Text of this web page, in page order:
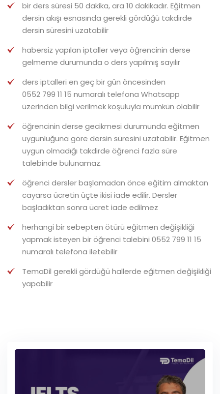
bir ders süresi 50 dakika, ara 10 dakikadır. Eğitmen
dersin akışı esnasında gerekli gördüğü takdirde
dersin süresini uzatabilir
habersiz yapılan iptaller veya öğrencinin derse
gelmeme durumunda o ders yapılmış sayılır
ders iptalleri en geç bir gün öncesinden
0552 799 11 15 numaralı telefona Whatsapp
üzerinden bilgi verilmek koşuluyla mümkün olabilir
öğrencinin derse gecikmesi durumunda eğitmen
uygunluğuna göre dersin süresini uzatabilir. Eğitmen
uygun olmadığı takdirde öğrenci fazla süre
talebinde bulunamaz.
öğrenci dersler başlamadan önce eğitim almaktan
cayarsa ücretin üçte ikisi iade edilir. Dersler
başladıktan sonra ücret iade edilmez
herhangi bir sebepten ötürü eğitmen değişikliği
yapmak isteyen bir öğrenci talebini 0552 799 11 15
numaralı telefona iletebilir
TemaDil gerekli gördüğü hallerde eğitmen değişikliği
yapabilir